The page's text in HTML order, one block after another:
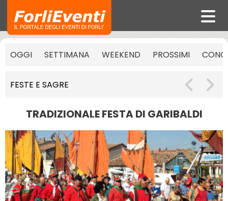
OGGI SETTIMANA WEEKEND PROSSIMI
FESTE E SAGRE
TRADIZIONALE FESTA DI GARIBALDI